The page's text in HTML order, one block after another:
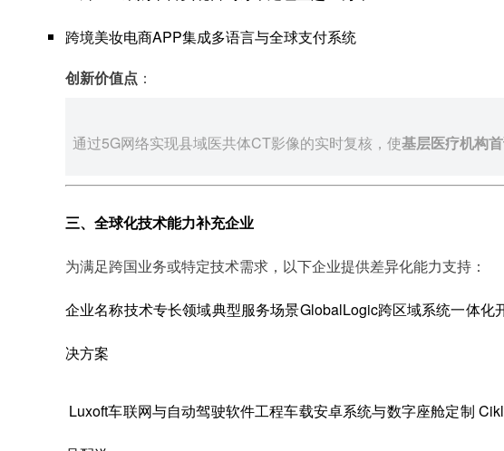
跨境美妆电商APP集成多语言与全球支付系统
创新价值点 ：
通过5G网络实现县域医共体CT影像的实时复核，使基层医疗机构
三、全球化技术能力补充企业
为满足跨国业务或特定技术需求，以下企业提供差异化能力支持：
企业名称技术专长领域典型服务场景GlobalLogic跨区域系统一体化
决方案
Luxoft车联网与自动驾驶软件工程车载安卓系统与数字座舱定制